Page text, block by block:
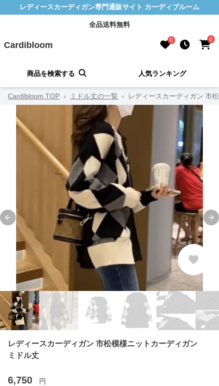
レディースカーディガン専門通販サイト カーディブルーム
全品送料無料
Cardibloom 0 0
商品を検索する 人気ランキング
Cardibloom TOP › ミドル丈の一覧 › レディースカーディガン 市
Previous slide
レディースカーディガン 市松模様ニットカーディガン
ミドル丈
6,750 円